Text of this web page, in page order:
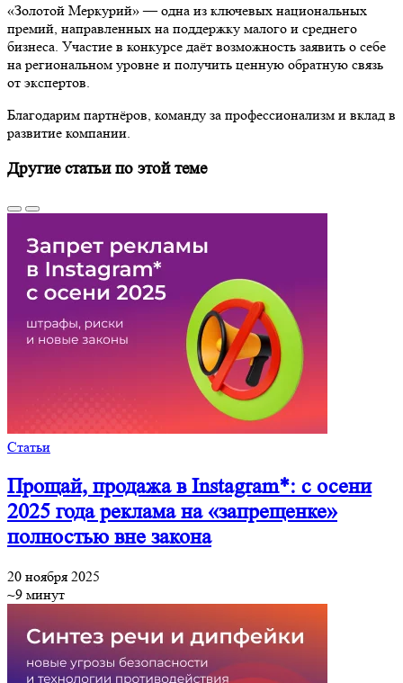
«Золотой Меркурий» — одна из ключевых национальных
премий, направленных на поддержку малого и среднего
бизнеса. Участие в конкурсе даёт возможность заявить о себе
на региональном уровне и получить ценную обратную связь
от экспертов.
Благодарим партнёров, команду за профессионализм и вклад в
развитие компании.
Другие статьи по этой теме
Статьи
Прощай, продажа в Instagram*: с осени
2025 года реклама на «запрещенке»
полностью вне закона
20 ноября 2025
~9 минут